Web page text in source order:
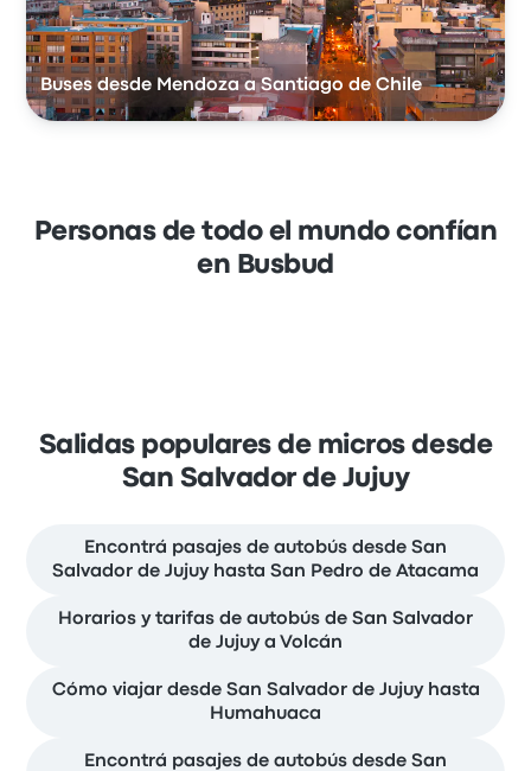
Buses desde Mendoza a Santiago de Chile
Personas de todo el mundo confían
en Busbud
Salidas populares de micros desde
San Salvador de Jujuy
Encontrá pasajes de autobús desde San
Salvador de Jujuy hasta San Pedro de Atacama
Horarios y tarifas de autobús de San Salvador
de Jujuy a Volcán
Cómo viajar desde San Salvador de Jujuy hasta
Humahuaca
Encontrá pasajes de autobús desde San